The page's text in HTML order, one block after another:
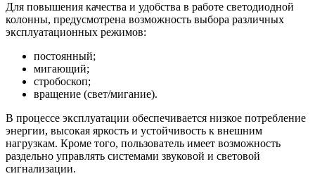
Для повышения качества и удобства в работе светодиодной
колонны, предусмотрена возможность выбора различных
эксплуатационных режимов:
постоянный;
мигающий;
стробоскоп;
вращение (свет/мигание).
В процессе эксплуатации обеспечивается низкое потребление
энергии, высокая яркость и устойчивость к внешним
нагрузкам. Кроме того, пользователь имеет возможность
раздельно управлять системами звуковой и световой
сигнализации.